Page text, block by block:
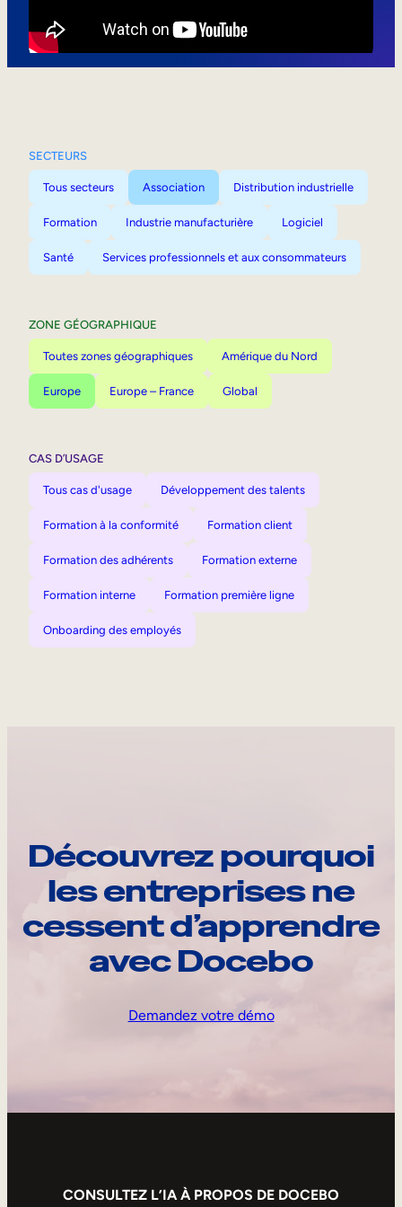
SECTEURS
Tous secteurs Association Distribution industrielle
Formation Industrie manufacturière Logiciel
Santé Services professionnels et aux consommateurs
ZONE GÉOGRAPHIQUE
Toutes zones géographiques Amérique du Nord
Europe Europe – France Global
CAS D’USAGE
Tous cas d'usage Développement des talents
Formation à la conformité Formation client
Formation des adhérents Formation externe
Formation interne Formation première ligne
Onboarding des employés
Découvrez pourquoi
les entreprises ne
cessent d’apprendre
avec Docebo
Demandez votre démo
CONSULTEZ L’IA À PROPOS DE DOCEBO